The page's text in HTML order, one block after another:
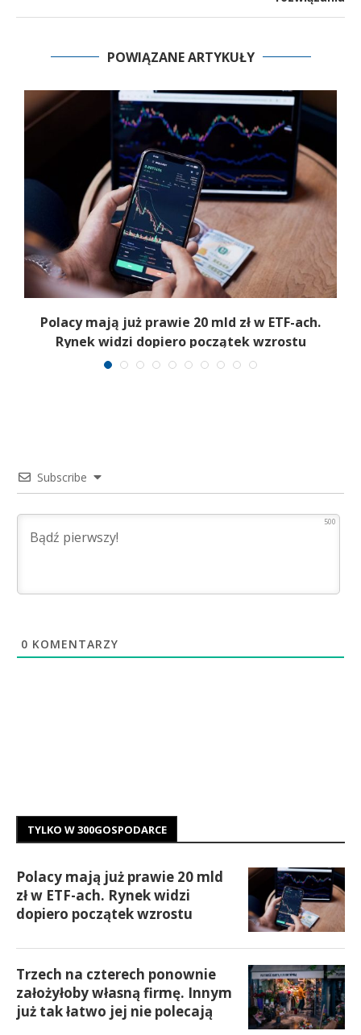
POWIĄZANE ARTYKUŁY
Polacy mają już prawie 20 mld zł w ETF-ach.
Rynek widzi dopiero początek wzrostu
Subscribe
500
0 KOMENTARZY
TYLKO W 300GOSPODARCE
Polacy mają już prawie 20 mld
zł w ETF-ach. Rynek widzi
dopiero początek wzrostu
Trzech na czterech ponownie
założyłoby własną firmę. Innym
już tak łatwo jej nie polecają